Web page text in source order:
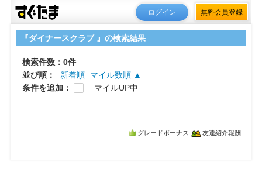
ログイン 無料会員登録
『ダイナースクラブ 』の検索結果
検索件数：0件
並び順：
新着順
マイル数順 ▲
条件を追加：
マイルUP中
グレードボーナス 友達紹介報酬